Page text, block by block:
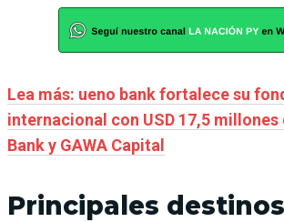
Lea más: ueno bank fortalece su
internacional con USD 17,5
Bank y GAWA Capital
Principales destinos